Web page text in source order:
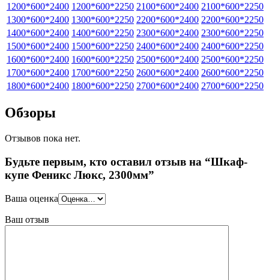
1200*600*2400 1200*600*2250 2100*600*2400 2100*600*2250
1300*600*2400 1300*600*2250 2200*600*2400 2200*600*2250
1400*600*2400 1400*600*2250 2300*600*2400 2300*600*2250
1500*600*2400 1500*600*2250 2400*600*2400 2400*600*2250
1600*600*2400 1600*600*2250 2500*600*2400 2500*600*2250
1700*600*2400 1700*600*2250 2600*600*2400 2600*600*2250
1800*600*2400 1800*600*2250 2700*600*2400 2700*600*2250
Обзоры
Отзывов пока нет.
Будьте первым, кто оставил отзыв на “Шкаф-
купе Феникс Люкс, 2300мм”
Ваша оценка
Ваш отзыв